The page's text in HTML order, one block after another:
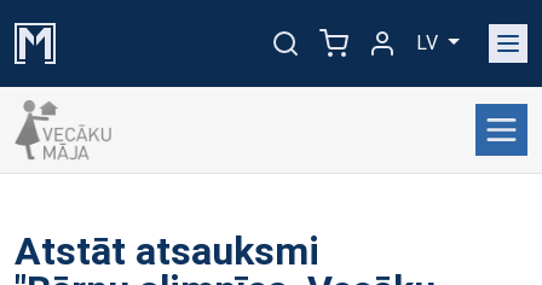
LV
Atstāt atsauksmi